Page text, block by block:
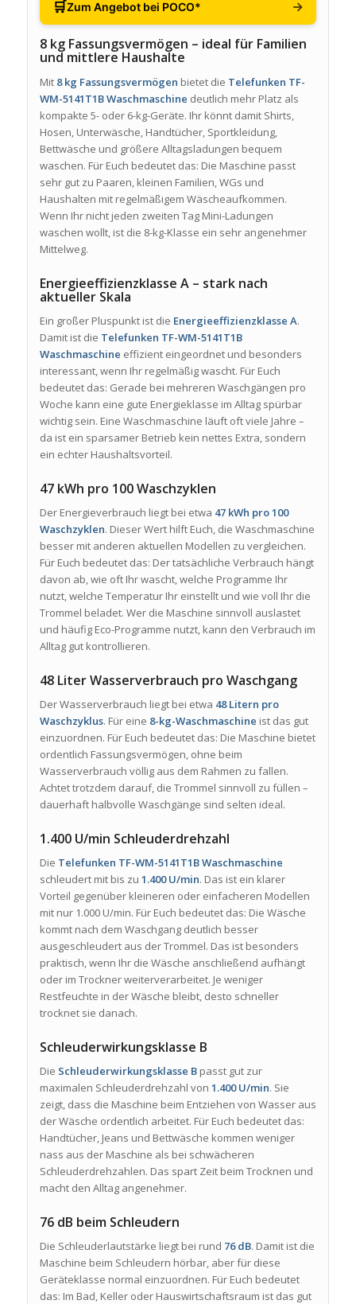
🛒Zum Angebot bei POCO* →
8 kg Fassungsvermögen – ideal für Familien
und mittlere Haushalte
Mit 8 kg Fassungsvermögen bietet die Telefunken TF-
WM-5141T1B Waschmaschine deutlich mehr Platz als
kompakte 5- oder 6-kg-Geräte. Ihr könnt damit Shirts,
Hosen, Unterwäsche, Handtücher, Sportkleidung,
Bettwäsche und größere Alltagsladungen bequem
waschen. Für Euch bedeutet das: Die Maschine passt
sehr gut zu Paaren, kleinen Familien, WGs und
Haushalten mit regelmäßigem Wäscheaufkommen.
Wenn Ihr nicht jeden zweiten Tag Mini-Ladungen
waschen wollt, ist die 8-kg-Klasse ein sehr angenehmer
Mittelweg.
Energieeffizienzklasse A – stark nach
aktueller Skala
Ein großer Pluspunkt ist die Energieeffizienzklasse A.
Damit ist die Telefunken TF-WM-5141T1B
Waschmaschine effizient eingeordnet und besonders
interessant, wenn Ihr regelmäßig wascht. Für Euch
bedeutet das: Gerade bei mehreren Waschgängen pro
Woche kann eine gute Energieklasse im Alltag spürbar
wichtig sein. Eine Waschmaschine läuft oft viele Jahre –
da ist ein sparsamer Betrieb kein nettes Extra, sondern
ein echter Haushaltsvorteil.
47 kWh pro 100 Waschzyklen
Der Energieverbrauch liegt bei etwa 47 kWh pro 100
Waschzyklen. Dieser Wert hilft Euch, die Waschmaschine
besser mit anderen aktuellen Modellen zu vergleichen.
Für Euch bedeutet das: Der tatsächliche Verbrauch hängt
davon ab, wie oft Ihr wascht, welche Programme Ihr
nutzt, welche Temperatur Ihr einstellt und wie voll Ihr die
Trommel beladet. Wer die Maschine sinnvoll auslastet
und häufig Eco-Programme nutzt, kann den Verbrauch im
Alltag gut kontrollieren.
48 Liter Wasserverbrauch pro Waschgang
Der Wasserverbrauch liegt bei etwa 48 Litern pro
Waschzyklus. Für eine 8-kg-Waschmaschine ist das gut
einzuordnen. Für Euch bedeutet das: Die Maschine bietet
ordentlich Fassungsvermögen, ohne beim
Wasserverbrauch völlig aus dem Rahmen zu fallen.
Achtet trotzdem darauf, die Trommel sinnvoll zu füllen –
dauerhaft halbvolle Waschgänge sind selten ideal.
1.400 U/min Schleuderdrehzahl
Die Telefunken TF-WM-5141T1B Waschmaschine
schleudert mit bis zu 1.400 U/min. Das ist ein klarer
Vorteil gegenüber kleineren oder einfacheren Modellen
mit nur 1.000 U/min. Für Euch bedeutet das: Die Wäsche
kommt nach dem Waschgang deutlich besser
ausgeschleudert aus der Trommel. Das ist besonders
praktisch, wenn Ihr die Wäsche anschließend aufhängt
oder im Trockner weiterverarbeitet. Je weniger
Restfeuchte in der Wäsche bleibt, desto schneller
trocknet sie danach.
Schleuderwirkungsklasse B
Die Schleuderwirkungsklasse Bpasst gut zur
maximalen Schleuderdrehzahl von 1.400 U/min. Sie
zeigt, dass die Maschine beim Entziehen von Wasser aus
der Wäsche ordentlich arbeitet. Für Euch bedeutet das:
Handtücher, Jeans und Bettwäsche kommen weniger
nass aus der Maschine als bei schwächeren
Schleuderdrehzahlen. Das spart Zeit beim Trocknen und
macht den Alltag angenehmer.
76 dB beim Schleudern
Die Schleuderlautstärke liegt bei rund 76 dB. Damit ist die
Maschine beim Schleudern hörbar, aber für diese
Geräteklasse normal einzuordnen. Für Euch bedeutet
das: Im Bad, Keller oder Hauswirtschaftsraum ist das gut